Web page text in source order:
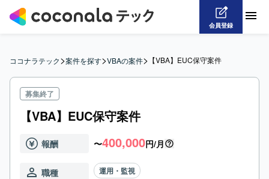
会員登録
ココナラテック>案件を探す>VBAの案件> 【VBA】EUC保守案件
募集終了
【VBA】EUC保守案件
報酬 〜400,000円/月
職種 運用・監視